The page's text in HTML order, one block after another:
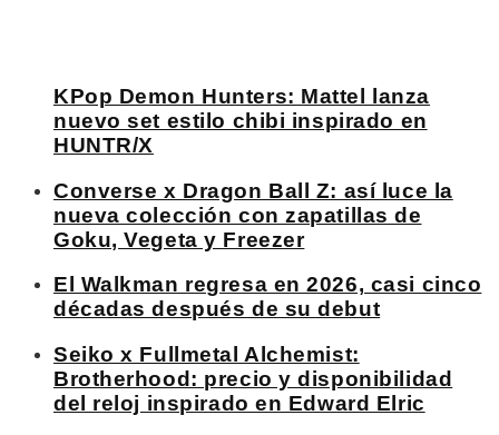
KPop Demon Hunters: Mattel lanza
nuevo set estilo chibi inspirado en
HUNTR/X
Converse x Dragon Ball Z: así luce la
nueva colección con zapatillas de
Goku, Vegeta y Freezer
El Walkman regresa en 2026, casi cinco
décadas después de su debut
Seiko x Fullmetal Alchemist:
Brotherhood: precio y disponibilidad
del reloj inspirado en Edward Elric